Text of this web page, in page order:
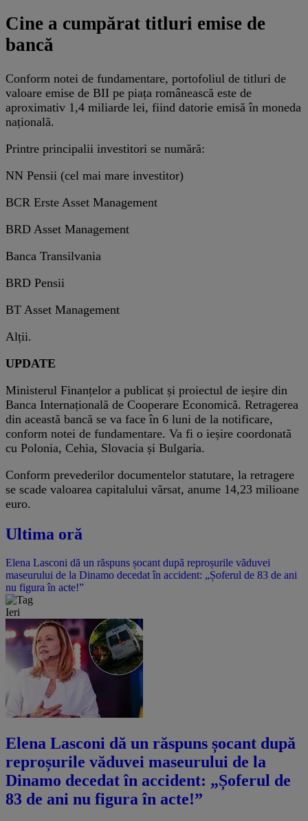
Cine a cumpărat titluri emise de
bancă
Conform notei de fundamentare, portofoliul de titluri de
valoare emise de BII pe piața românească este de
aproximativ 1,4 miliarde lei, fiind datorie emisă în moneda
națională.
Printre principalii investitori se numără:
NN Pensii (cel mai mare investitor)
BCR Erste Asset Management
BRD Asset Management
Banca Transilvania
BRD Pensii
BT Asset Management
Alții.
UPDATE
Ministerul Finanțelor a publicat și proiectul de ieșire din
Banca Internațională de Cooperare Economică. Retragerea
din această bancă se va face în 6 luni de la notificare,
conform notei de fundamentare. Va fi o ieșire coordonată
cu Polonia, Cehia, Slovacia și Bulgaria.
Conform prevederilor documentelor statutare, la retragere
se scade valoarea capitalului vărsat, anume 14,23 milioane
euro.
Ultima oră
Elena Lasconi dă un răspuns șocant după reproșurile văduvei
maseurului de la Dinamo decedat în accident: „Șoferul de 83 de ani
nu figura în acte!”
Ieri
Elena Lasconi dă un răspuns șocant după
reproșurile văduvei maseurului de la
Dinamo decedat în accident: „Șoferul de
83 de ani nu figura în acte!”